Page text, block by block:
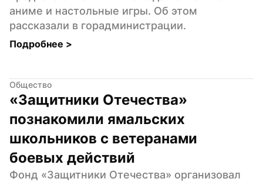
аниме и настольные игры. Об этом
рассказали в горадминистрации.
Подробнее >
Общество
«Защитники Отечества»
познакомили ямальских
школьников с ветеранами
боевых действий
Фонд «Защитники Отечества» организовал